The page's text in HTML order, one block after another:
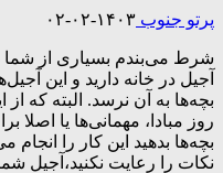
پرتو جنوب ۱۴۰۳-۰۲-۰۲
شرط می‌بندم بسیاری از شما
آجیل در خانه دارید و این
بچه‌ها به آن نرسد. البته که از
روز مبادا، ‌مهمانی‌ها یا اصلا
بچه‌ها بدهید این کار را
نکات را رعایت نکنید،‌آجیل